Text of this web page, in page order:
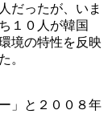
だったが、いま
１０人が韓国
境の特性を反映
。
」と２００８年